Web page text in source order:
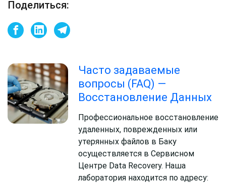
Поделиться:
Часто задаваемые
вопросы (FAQ) —
Восстановление Данных
Профессиональное восстановление
удаленных, поврежденных или
утерянных файлов в Баку
осуществляется в Сервисном
Центре Data Recovery. Наша
лаборатория находится по адресу: